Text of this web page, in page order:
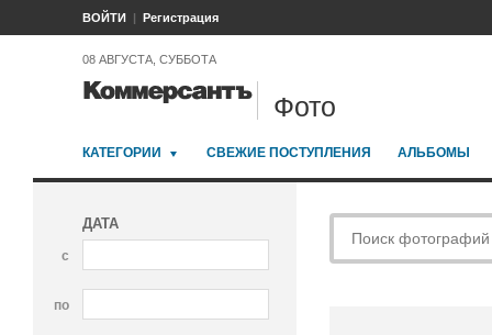
ВОЙТИ Регистрация
08 АВГУСТА, СУББОТА
Фото
КАТЕГОРИИ СВЕЖИЕ ПОСТУПЛЕНИЯ АЛЬБОМЫ
ДАТА
с
по